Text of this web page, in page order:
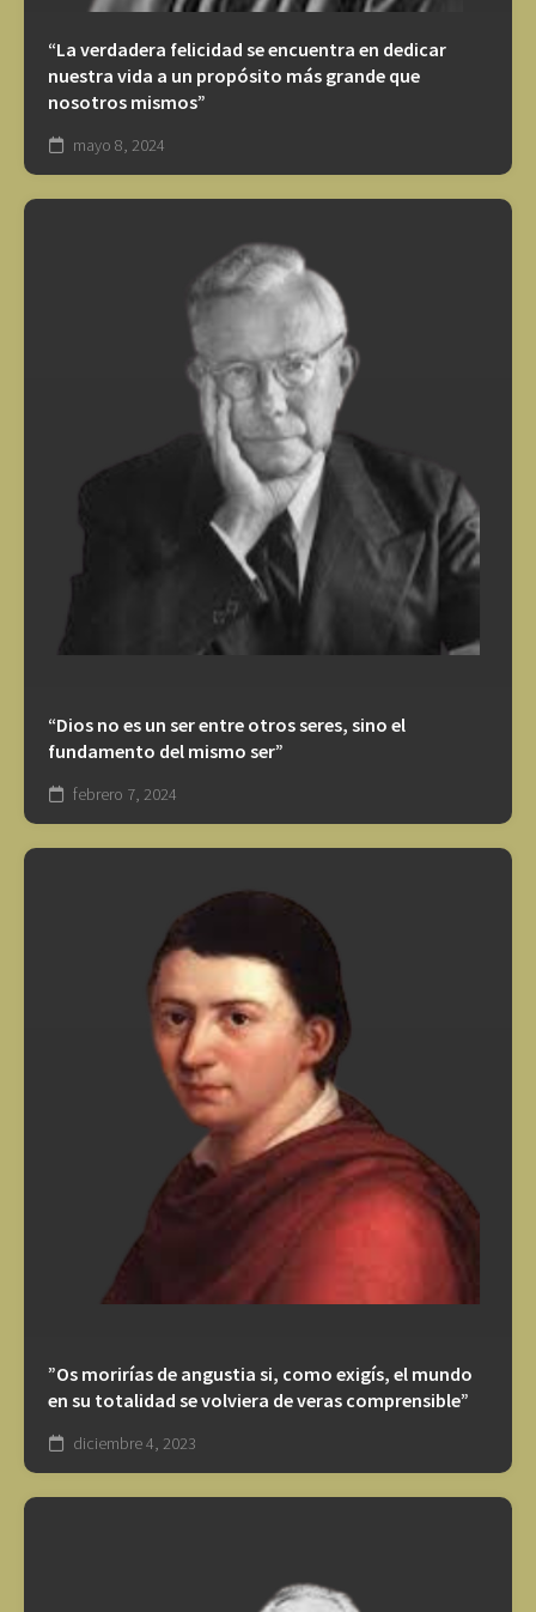
“La verdadera felicidad se encuentra en dedicar
nuestra vida a un propósito más grande que
nosotros mismos”
mayo 8, 2024
“Dios no es un ser entre otros seres, sino el
fundamento del mismo ser”
febrero 7, 2024
”Os morirías de angustia si, como exigís, el mundo
en su totalidad se volviera de veras comprensible”
diciembre 4, 2023